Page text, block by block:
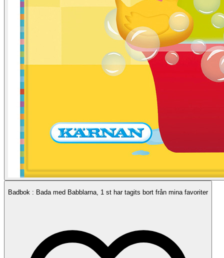
Badbok : Bada med Babblarna, 1 st har tagits bort från mina favoriter